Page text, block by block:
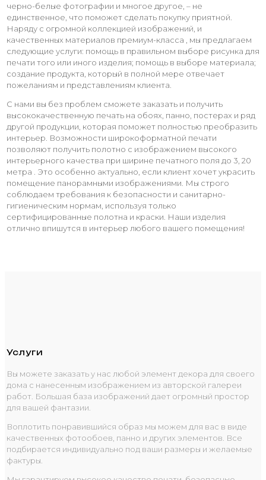
черно-белые фотографии и многое другое, – не
единственное, что поможет сделать покупку приятной.
Наряду с огромной коллекцией изображений, и
качественных материалов премиум-класса , мы предлагаем
следующие услуги: помощь в правильном выборе рисунка для
печати того или иного изделия; помощь в выборе материала;
создание продукта, который в полной мере отвечает
пожеланиям и представлениям клиента.
С нами вы без проблем сможете заказать и получить
высококачественную печать на обоях, панно, постерах и ряд
другой продукции, которая поможет полностью преобразить
интерьер. Возможности широкоформатной печати
позволяют получить полотно с изображением высокого
интерьерного качества при ширине печатного поля до 3, 20
метра . Это особенно актуально, если клиент хочет украсить
помещение панорамными изображениями. Мы строго
соблюдаем требования к безопасности и санитарно-
гигиеническим нормам, используя только
сертифицированные полотна и краски. Наши изделия
отлично впишутся в интерьер любого вашего помещения!
Услуги
Вы можете заказать у нас любой элемент декора для своего
дома с нанесенным изображением из авторской галереи
работ. Большая база изображений дает огромный простор
для вашей фантазии.
Воплотить понравившийся образ мы можем для вас в виде
качественных фотообоев, панно и других элементов. Все
подбирается индивидуально под ваши размеры и желаемые
фактуры.